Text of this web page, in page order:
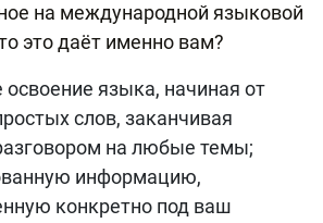
на международной языковой
это даёт именно вам?
освоение языка, начиная от
слов, заканчивая
на любые темы;
информацию,
конкретно под ваш